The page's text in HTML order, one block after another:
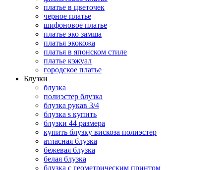
платье в цветочек
черное платье
шифоновое платье
платье эко замша
платья экокожа
платья в японском стиле
платье кэжуал
городское платье
Блузки
блузка
полиэстер блузка
блузка рукав 3/4
блузка s купить
блузки 44 размера
купить блузку вискоза полиэстер
атласная блузка
бежевая блузка
белая блузка
блузка с геометрическим принтом